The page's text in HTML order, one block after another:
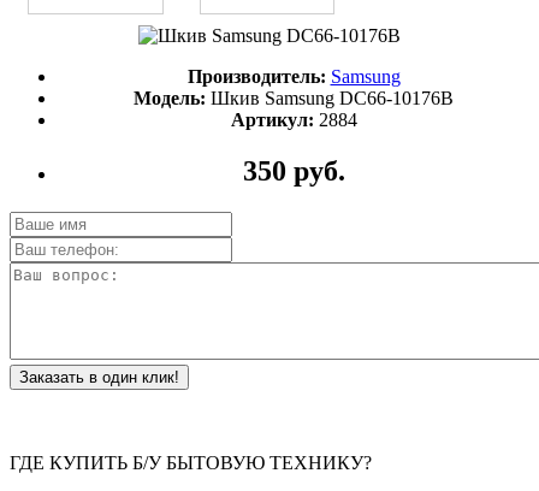
Производитель: Samsung
Модель: Шкив Samsung DC66-10176B
Артикул: 2884
350 руб.
Заказать в один клик!
ГДЕ КУПИТЬ Б/У БЫТОВУЮ ТЕХНИКУ?